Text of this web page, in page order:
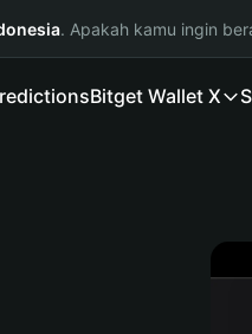
. Apakah kamu ingin
Bitget Wallet X